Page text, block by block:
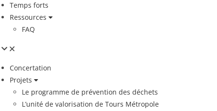
Temps forts
Ressources
FAQ
Concertation
Projets
Le programme de prévention des déchets
L’unité de valorisation de Tours Métropole